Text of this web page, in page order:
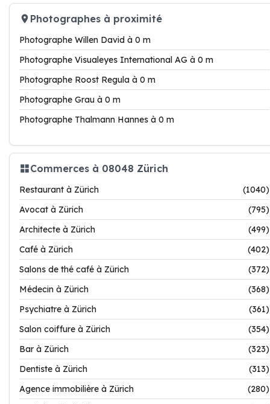
Photographes à proximité
Photographe Willen David à 0 m
Photographe Visualeyes International AG à 0 m
Photographe Roost Regula à 0 m
Photographe Grau à 0 m
Photographe Thalmann Hannes à 0 m
Commerces à 08048 Zürich
Restaurant à Zürich
(1040)
Avocat à Zürich
(795)
Architecte à Zürich
(499)
Café à Zürich
(402)
Salons de thé café à Zürich
(372)
Médecin à Zürich
(368)
Psychiatre à Zürich
(361)
Salon coiffure à Zürich
(354)
Bar à Zürich
(323)
Dentiste à Zürich
(313)
Agence immobilière à Zürich
(280)